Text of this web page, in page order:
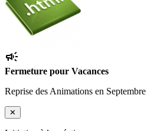
campaign
Fermeture pour Vacances
Reprise des Animations en Septembre
✕